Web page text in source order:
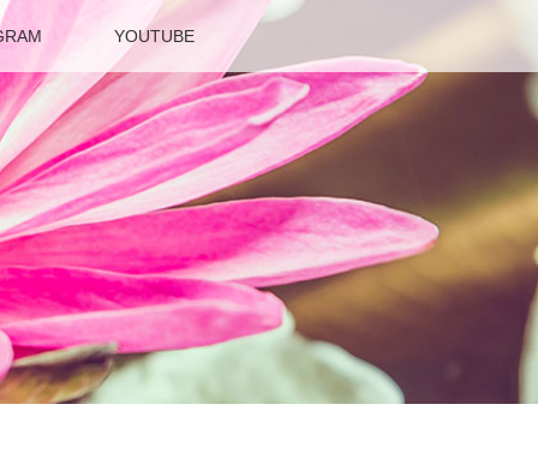
YOUTUBE